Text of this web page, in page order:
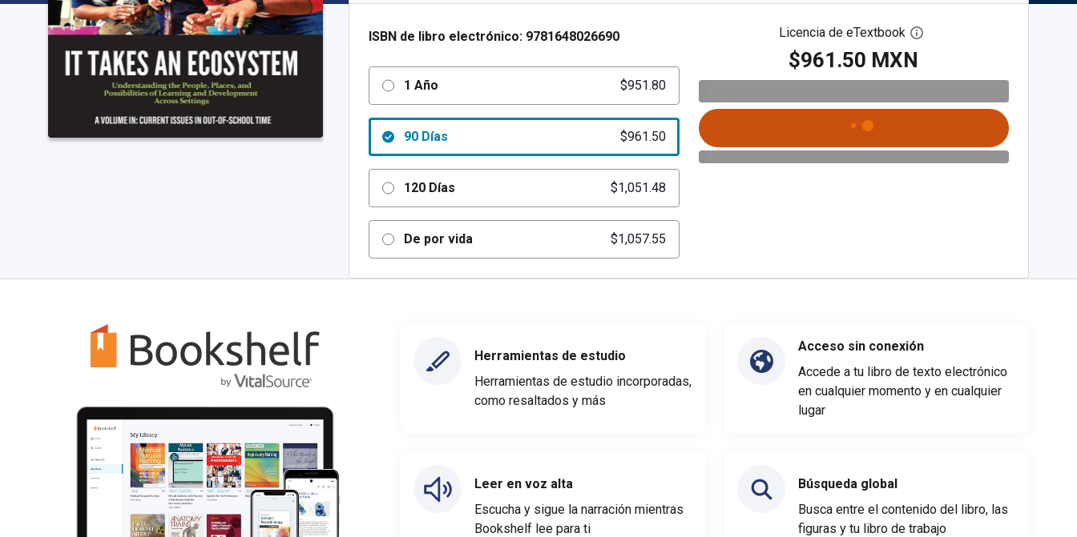
ISBN de libro electrónico: 9781648026690
1 Año $951.80
90 Días $961.50
120 Días $1,051.48
De por vida $1,057.55
Licencia de eTextbook Abre el cuadro de diálogo
$961.50 MXN
Herramientas de estudio
Herramientas de estudio incorporadas,
como resaltados y más
Leer en voz alta
Escucha y sigue la narración mientras
Bookshelf lee para ti
Acceso sin conexión
Accede a tu libro de texto electrónico
en cualquier momento y en cualquier
lugar
Búsqueda global
Busca entre el contenido del libro, las
figuras y tu libro de trabajo